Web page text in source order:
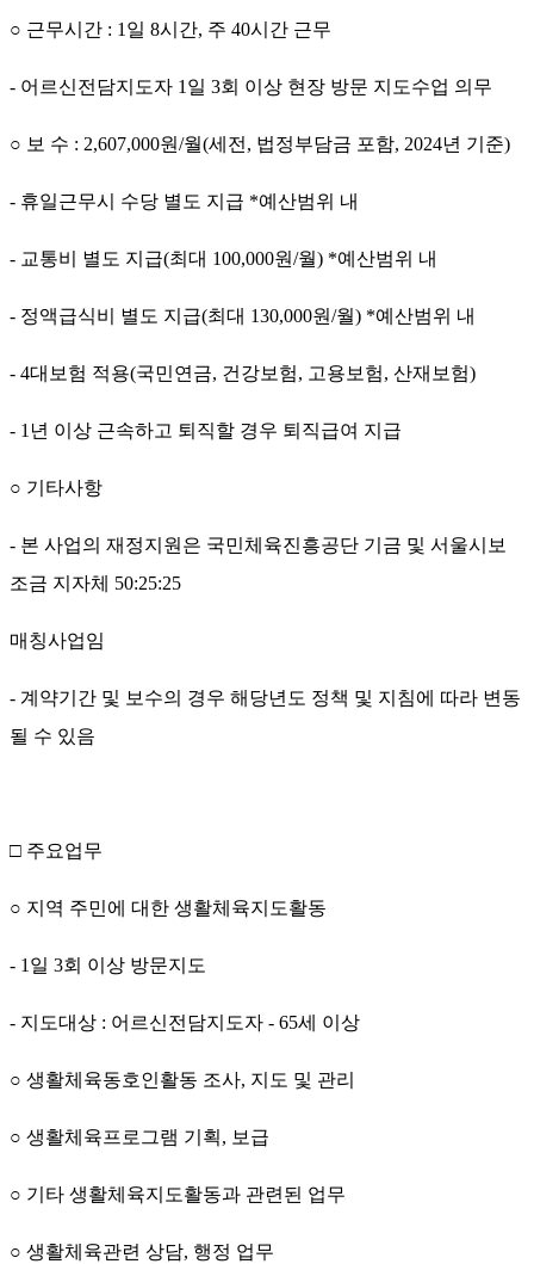
○ 근무시간 : 1 일 8시간, 주 40시간 근무
- 어르신전담지도자 1 일 3회 이상 현장 방문 지도수업 의무
○ 보 수 : 2,607,000원/월(세전 , 법정부담금 포함, 2024년 기준)
- 휴일근무시 수당 별도 지급 *예산범위 내
- 교통비 별도 지급(최대 100,000원/월) *예산범위 내
- 정액급식비 별도 지급(최대 130,000원/월) *예산범위 내
- 4대보험 적용(국민연금, 건강보험, 고용보험, 산재보험)
- 1 년 이상 근속하고 퇴직할 경우 퇴직급여 지급
○ 기타사항
- 본 사업의 재정지원은 국민체육진흥공단 기금 및 서울시보
조금 지자체 50:25:25
매칭사업임
- 계약기간 및 보수의 경우 해당년도 정책 및 지침에 따라 변동
될 수 있음
□ 주요업무
○ 지역 주민에 대한 생활체육지도활동
- 1 일 3회 이상 방문지도
- 지도대상 : 어르신전담지도자 - 65세 이상
○ 생활체육동호인활동 조사, 지도 및 관리
○ 생활체육프로그램 기획, 보급
○ 기타 생활체육지도활동과 관련된 업무
○ 생활체육관련 상담, 행정 업무